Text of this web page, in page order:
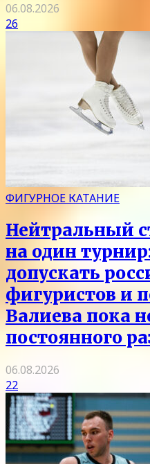
06.08.2026
26
ФИГУРНОЕ КАТАНИЕ
Нейтральный
на один
допускать
фигуристов и
Валиева пока
постоянного
06.08.2026
22